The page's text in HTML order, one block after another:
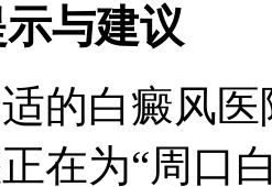
与建议
的白癜风
在为“周口